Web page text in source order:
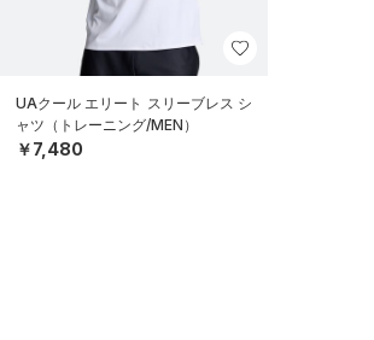
UAクール エリート スリーブレス シ
ャツ（トレーニング/MEN）
￥7,480